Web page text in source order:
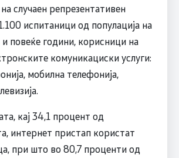
случаен репрезентативен
испитаници од популација на
повеќе години, корисници на
комуникациски услуги:
мобилна телефонија,
кај 34,1 процент од
интернет пристап користат
при што во 80,7 проценти од